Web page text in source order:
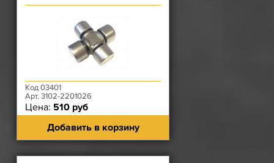
Код 03401
Арт. 3102-2201026
Цена: 510 руб
Добавить в корзину